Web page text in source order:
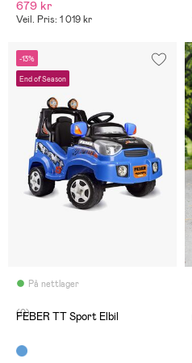
679 kr
Veil. Pris: 1 019 kr
-13%
End of Season
På nettlager
(0)
FEBER TT Sport Elbil